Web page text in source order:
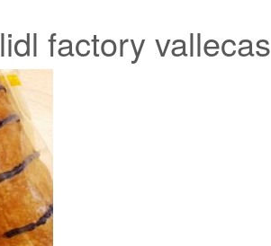
lidl factory vallecas